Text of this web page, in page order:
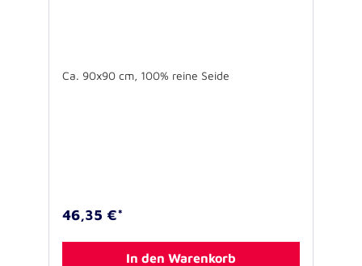
Ca. 90x90 cm, 100% reine Seide
46,35 €*
In den Warenkorb